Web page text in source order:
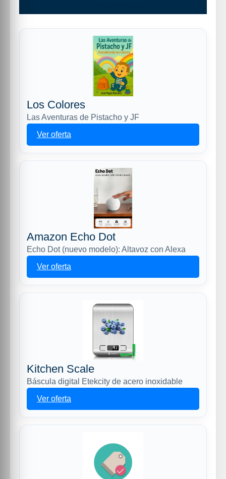
Los Colores
Las Aventuras de Pistacho y JF
Ver oferta
Amazon Echo Dot
Echo Dot (nuevo modelo): Altavoz con Alexa
Ver oferta
Kitchen Scale
Báscula digital Etekcity de acero inoxidable
Ver oferta